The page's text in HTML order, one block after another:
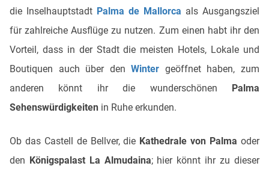
die Inselhauptstadt Palma de Mallorca als Ausgangsziel
für zahlreiche Ausflüge zu nutzen. Zum einen habt ihr den
Vorteil, dass in der Stadt die meisten Hotels, Lokale und
Boutiquen auch über denWinter geöffnet haben, zum
anderen könnt ihr die wunderschönen Palma
Sehenswürdigkeiten in Ruhe erkunden.
Ob das Castell de Bellver, die Kathedrale von Palma oder
den Königspalast La Almudaina; hier könnt ihr zu dieser